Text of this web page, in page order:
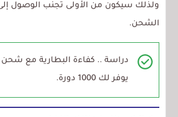
ولذلك سيكون من الأولى تجنب الوصول
الشحن.
يوفر لك 1000 دورة.